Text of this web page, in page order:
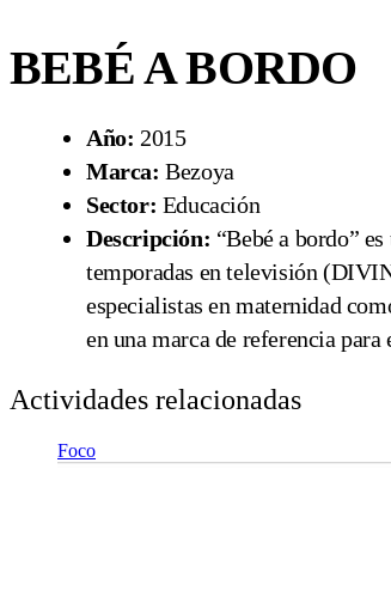
BEBÉ A BORDO
Año: 2015
Marca: Bezoya
Sector: Educación
Descripción: “Bebé a bordo”
temporadas en televisión
especialistas en maternidad
en una marca de referencia
Actividades relacionadas
Foco